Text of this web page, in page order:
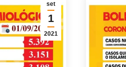
set
1
2021